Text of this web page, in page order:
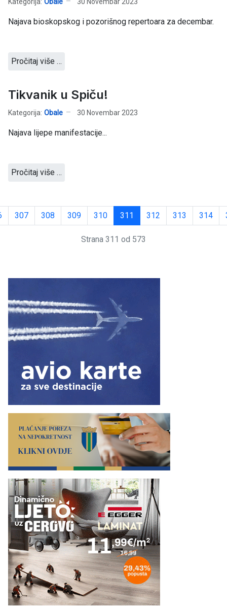
Najava bioskopskog i pozorišnog repertoara za decembar.
Pročitaj više …
Tikvanik u Spiču!
Kategorija: Obale 30 Novembar 2023
Najava lijepe manifestacije...
Pročitaj više …
307 308 309 310 311 312 313 314
Strana 311 od 573